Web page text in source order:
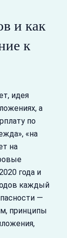
и как
к
идея
а
по
«на
на
года и
каждый
—
принципы